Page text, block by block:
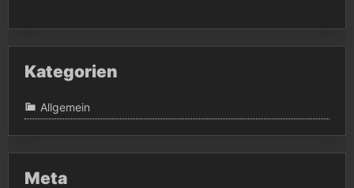
Kategorien
Allgemein
Meta